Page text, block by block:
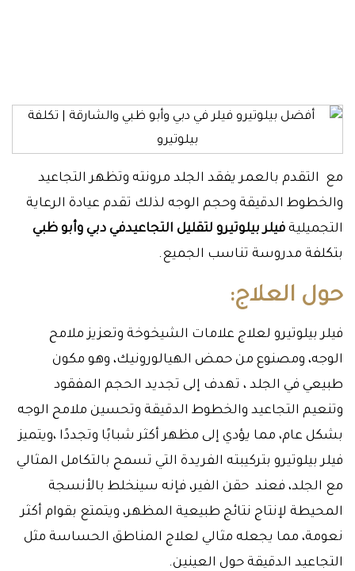
مع التقدم بالعمر يفقد الجلد مرونته وتظهر التجاعيد
والخطوط الدقيقة وحجم الوجه لذلك تقدم عيادة الرعاية
التجميلية فيلر بيلوتيرو لتقليل التجاعيدفي دبي وأبو ظبي
بتكلفة مدروسة تناسب الجميع.
حول العلاج:
فيلر بيلوتيرو لعلاج علامات الشيخوخة وتعزيز ملامح
الوجه، ومصنوع من حمض الهيالورونيك، وهو مكون
طبيعي في الجلد ، تهدف إلى تجديد الحجم المفقود
وتنعيم التجاعيد والخطوط الدقيقة وتحسين ملامح الوجه
بشكل عام، مما يؤدي إلى مظهر أكثر شبابًا وتجددًا ،ويتميز
فيلر بيلوتيرو بتركيبته الفريدة التي تسمح بالتكامل المثالي
مع الجلد، فعند حقن الفير، فإنه سينخلط بالأنسجة
المحيطة لإنتاج نتائج طبيعية المظهر، ويتمتع بقوام أكثر
نعومة، مما يجعله مثالي لعلاج المناطق الحساسة مثل
التجاعيد الدقيقة حول العينين.